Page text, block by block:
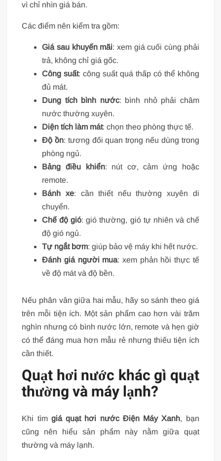
vì chỉ nhìn giá bán.
Các điểm nên kiểm tra gồm:
Giá sau khuyến mãi: xem giá cuối cùng phải
trả, không chỉ giá gốc.
Công suất: công suất quá thấp có thể không
đủ mát.
Dung tích bình nước: bình nhỏ phải châm
nước thường xuyên.
Diện tích làm mát: chọn theo phòng thực tế.
Độ ồn: tương đối quan trọng nếu dùng trong
phòng ngủ.
Bảng điều khiển: nút cơ, cảm ứng hoặc
remote.
Bánh xe: cần thiết nếu thường xuyên di
chuyển.
Chế độ gió: gió thường, gió tự nhiên và chế
độ gió ngủ.
Tự ngắt bơm: giúp bảo vệ máy khi hết nước.
Đánh giá người mua: xem phản hồi thực tế
về độ mát và độ bền.
Nếu phân vân giữa hai mẫu, hãy so sánh theo giá
trên mỗi tiện ích. Một sản phẩm cao hơn vài trăm
nghìn nhưng có bình nước lớn, remote và hẹn giờ
có thể đáng mua hơn mẫu rẻ nhưng thiếu tiện ích
cần thiết.
Quạt hơi nước khác gì quạt
thường và máy lạnh?
Khi tìm giá quạt hơi nước Điện Máy Xanh, bạn
cũng nên hiểu sản phẩm này nằm giữa quạt
thường và máy lạnh.